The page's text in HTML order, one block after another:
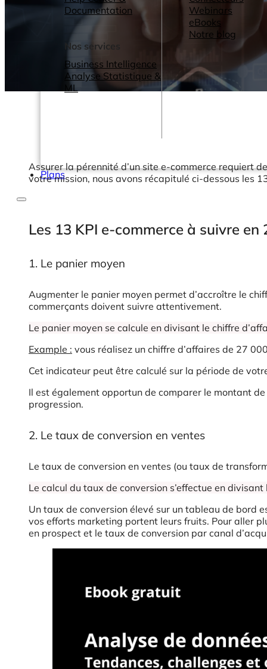
Documentation
Nos services
Business Intelligence
Analyse Statistique &
ML
Webinars
eBooks
Notre blog
Plans
Assurer la pérennité d’un site e-commerce requiert
votre mission, nous avons récapitulé ci-dessous les
Les 13 KPI e-commerce à suivre en
1. Le panier moyen
Augmenter le panier moyen permet d’accroître le
commerçants doivent suivre attentivement.
Le panier moyen se calcule en divisant le chiffre
Example : vous réalisez un chiffre d’affaires de 27
Cet indicateur peut être calculé sur la période de
Il est également opportun de comparer le montant
progression.
2. Le taux de conversion en ventes
Le taux de conversion en ventes (ou taux de
Le calcul du taux de conversion s’effectue en
Un taux de conversion élevé sur un tableau de bord
vos efforts marketing portent leurs fruits. Pour aller
en prospect et le taux de conversion par canal